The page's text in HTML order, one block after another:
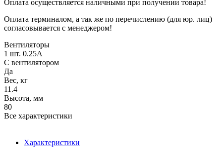
Оплата осуществляется наличными при получении товара!
Оплата терминалом, а так же по перечислению (для юр. лиц)
согласовывается с менеджером!
Вентиляторы
1 шт. 0.25А
С вентилятором
Да
Вес, кг
11.4
Высота, мм
80
Все характеристики
Характеристики